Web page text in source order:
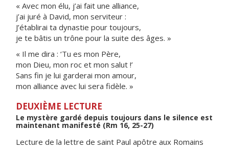
« Avec mon élu, j’ai fait une alliance,
j’ai juré à David, mon serviteur :
J’établirai ta dynastie pour toujours,
je te bâtis un trône pour la suite des âges. »
« Il me dira : ‘Tu es mon Père,
mon Dieu, mon roc et mon salut !’
Sans fin je lui garderai mon amour,
mon alliance avec lui sera fidèle. »
DEUXIÈME LECTURE
Le mystère gardé depuis toujours dans le silence est
maintenant manifesté (Rm 16, 25-27)
Lecture de la lettre de saint Paul apôtre aux Romains